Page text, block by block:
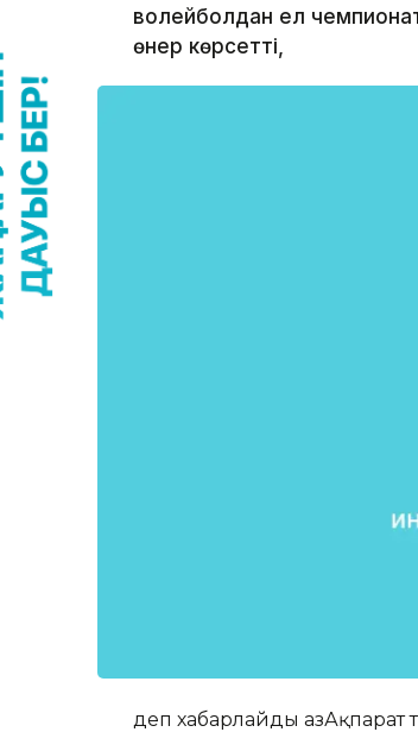
волейболдан ел
өнер көрсетті,
деп хабарлайды ҚазАқпарат